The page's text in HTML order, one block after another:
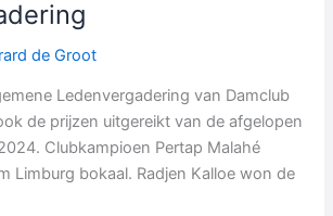
de Groot
Ledenvergadering van Damclub
de prijzen uitgereikt van de afgelopen
Clubkampioen Pertap Malahé
Limburg bokaal. Radjen Kalloe won de